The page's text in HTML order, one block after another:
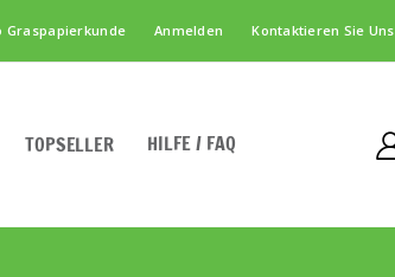
Graspapierkunde Anmelden Kontaktieren Sie Uns
TOPSELLER HILFE / FAQ